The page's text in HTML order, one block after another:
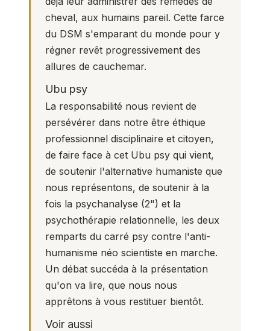
cheval, aux humains pareil. Cette farce
du DSM s'emparant du monde pour y
régner revêt progressivement des
allures de cauchemar.
Ubu psy
La responsabilité nous revient de
persévérer dans notre être éthique
professionnel disciplinaire et citoyen,
de faire face à cet Ubu psy qui vient,
de soutenir l'alternative humaniste que
nous représentons, de soutenir à la
fois la psychanalyse (2") et la
psychothérapie relationnelle, les deux
remparts du carré psy contre l'anti-
humanisme néo scientiste en marche.
Un débat succéda à la présentation
qu'on va lire, que nous nous
apprêtons à vous restituer bientôt.
Voir aussi